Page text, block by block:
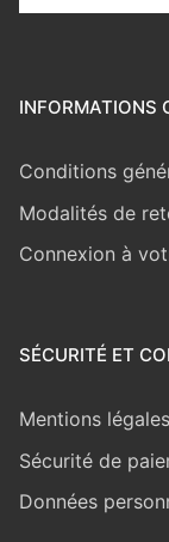
INFORMATIONS
Conditions
Modalités de
Connexion à
SÉCURITÉ ET
Mentions légales
Sécurité de
Données